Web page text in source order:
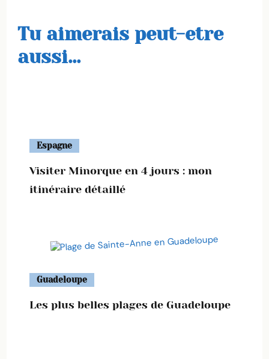
Tu aimerais peut-etre
aussi...
Espagne
Visiter Minorque en 4 jours : mon
itinéraire détaillé
Guadeloupe
Les plus belles plages de Guadeloupe